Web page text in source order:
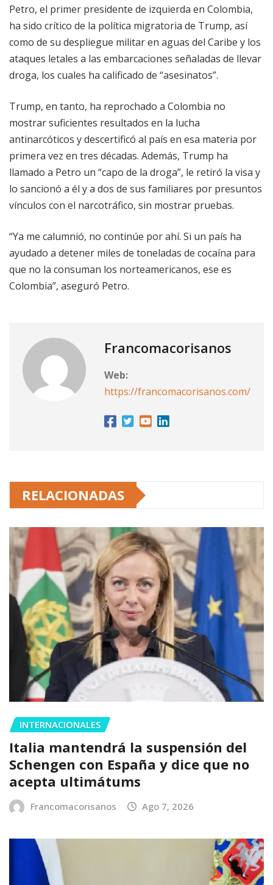
Petro, el primer presidente de izquierda en Colombia,
ha sido crítico de la política migratoria de Trump, así
como de su despliegue militar en aguas del Caribe y los
ataques letales a las embarcaciones señaladas de llevar
droga, los cuales ha calificado de “asesinatos”.
Trump, en tanto, ha reprochado a Colombia no
mostrar suficientes resultados en la lucha
antinarcóticos y descertificó al país en esa materia por
primera vez en tres décadas. Además, Trump ha
llamado a Petro un “capo de la droga”, le retiró la visa y
lo sancionó a él y a dos de sus familiares por presuntos
vínculos con el narcotráfico, sin mostrar pruebas.
“Ya me calumnió, no continúe por ahí. Si un país ha
ayudado a detener miles de toneladas de cocaína para
que no la consuman los norteamericanos, ese es
Colombia”, aseguró Petro.
Francomacorisanos
Web:
https://francomacorisanos.com/
RELACIONADAS
INTERNACIONALES
Italia mantendrá la suspensión del
Schengen con España y dice que no
acepta ultimátums
Francomacorisanos Ago 7, 2026